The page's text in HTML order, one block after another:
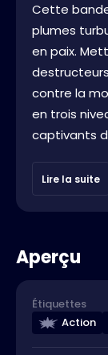
Cette
plumes
en paix.
contre la
en trois
captivants
Lire la suite
Aperçu
Étiquettes
Action